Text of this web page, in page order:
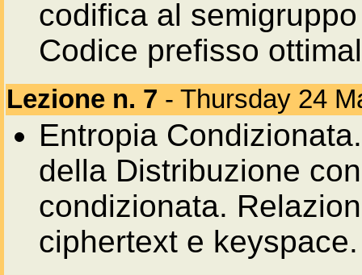
codifica al
Codice prefisso
Lezione n. 7 - Thursday 24
Entropia
della Distribuzione
condizionata.
ciphertext e